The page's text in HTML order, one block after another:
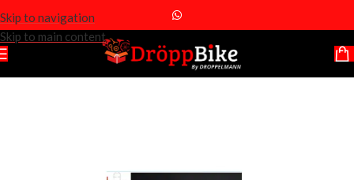
Skip to navigation
Skip to main content